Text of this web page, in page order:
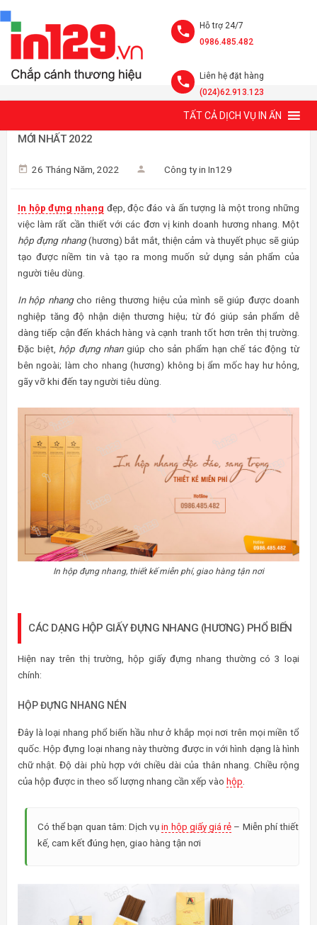
Hỗ trợ 24/7
0986.485.482
Liên hệ đặt hàng
(024)62.913.123
TẤT CẢ DỊCH VỤ IN ẤN
IN HỘP ĐỰNG NHANG (HƯƠNG) THEO YÊU CẦU, BẢNG GIÁ
MỚI NHẤT 2022
26 Tháng Năm, 2022 Công ty in In129
In hộp đựng nhang đẹp, độc đáo và ấn tượng là một trong những
việc làm rất cần thiết với các đơn vị kinh doanh hương nhang. Một
hộp đựng nhang(hương) bắt mắt, thiện cảm và thuyết phục sẽ giúp
tạo được niềm tin và tạo ra mong muốn sử dụng sản phẩm của
người tiêu dùng.
In hộp nhangcho riêng thương hiệu của mình sẽ giúp được doanh
nghiệp tăng độ nhận diện thương hiệu; từ đó giúp sản phẩm dễ
dàng tiếp cận đến khách hàng và cạnh tranh tốt hơn trên thị trường.
Đặc biệt, hộp đựng nhangiúp cho sản phẩm hạn chế tác động từ
bên ngoài; làm cho nhang (hương) không bị ẩm mốc hay hư hỏng,
gãy vỡ khi đến tay người tiêu dùng.
In hộp đựng nhang, thiết kế miễn phí, giao hàng tận nơi
CÁC DẠNG HỘP GIẤY ĐỰNG NHANG (HƯƠNG) PHỔ BIẾN
Hiện nay trên thị trường, hộp giấy đựng nhang thường có 3 loại
chính:
HỘP ĐỰNG NHANG NÉN
Đây là loại nhang phổ biến hầu như ở khắp mọi nơi trên mọi miền tổ
quốc. Hộp đựng loại nhang này thường được in với hình dạng là hình
chữ nhật. Độ dài phù hợp với chiều dài của thân nhang. Chiều rộng
của hộp được in theo số lượng nhang cần xếp vào hộp
Có thể bạn quan tâm: Dịch vụin hộp giấy giá rẻ – Miễn phí thiết
kế, cam kết đúng hẹn, giao hàng tận nơi